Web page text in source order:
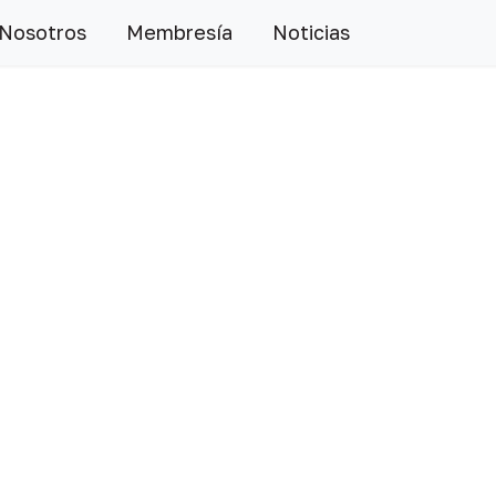
Membresía Noticias